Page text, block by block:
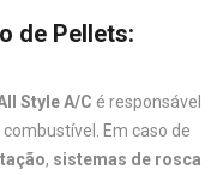
de Pellets:
Style A/C é responsável
Em caso de
, sistemas de rosca